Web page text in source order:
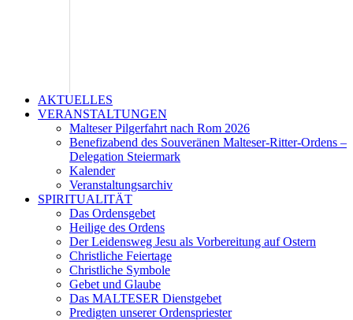
AKTUELLES
VERANSTALTUNGEN
Malteser Pilgerfahrt nach Rom 2026
Benefizabend des Souveränen Malteser-Ritter-Ordens –
Delegation Steiermark
Kalender
Veranstaltungsarchiv
SPIRITUALITÄT
Das Ordensgebet
Heilige des Ordens
Der Leidensweg Jesu als Vorbereitung auf Ostern
Christliche Feiertage
Christliche Symbole
Gebet und Glaube
Das MALTESER Dienstgebet
Predigten unserer Ordenspriester